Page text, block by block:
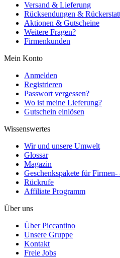
Versand & Lieferung
Rücksendungen &
Aktionen & Gutscheine
Weitere Fragen?
Firmenkunden
Mein Konto
Anmelden
Registrieren
Passwort vergessen?
Wo ist meine Lieferung?
Gutschein einlösen
Wissenswertes
Wir und unsere Umwelt
Glossar
Magazin
Geschenkspakete für
Rückrufe
Affiliate Programm
Über uns
Über Piccantino
Unsere Gruppe
Kontakt
Freie Jobs